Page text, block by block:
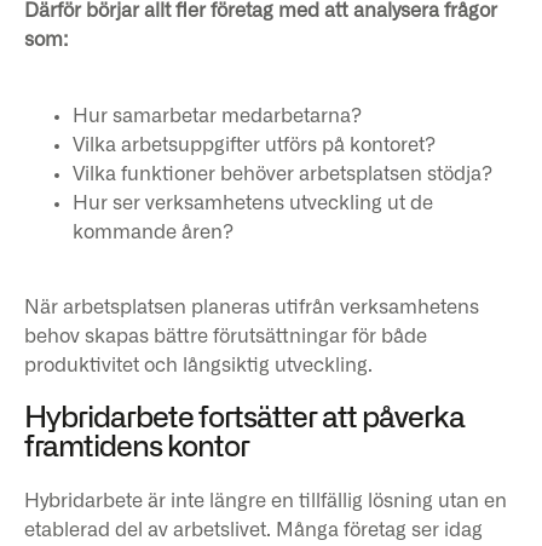
Därför börjar allt fler företag med att analysera frågor
som:
Hur samarbetar medarbetarna?
Vilka arbetsuppgifter utförs på kontoret?
Vilka funktioner behöver arbetsplatsen stödja?
Hur ser verksamhetens utveckling ut de
kommande åren?
När arbetsplatsen planeras utifrån verksamhetens
behov skapas bättre förutsättningar för både
produktivitet och långsiktig utveckling.
Hybridarbete fortsätter att påverka
framtidens kontor
Hybridarbete är inte längre en tillfällig lösning utan en
etablerad del av arbetslivet. Många företag ser idag